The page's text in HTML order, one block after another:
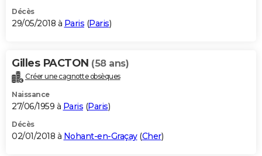
Décès
29/05/2018 à Paris (Paris)
Gilles PACTON (58 ans)
Créer une cagnotte obsèques
Naissance
27/06/1959 à Paris (Paris)
Décès
02/01/2018 à Nohant-en-Graçay(Cher)